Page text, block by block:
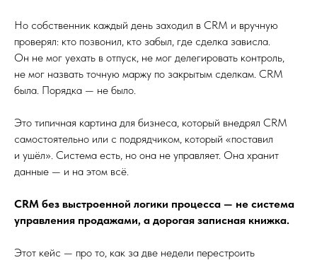
Но собственник каждый день заходил в CRM и вручную
проверял: кто позвонил, кто забыл, где сделка зависла.
Он не мог уехать в отпуск, не мог делегировать контроль,
не мог назвать точную маржу по закрытым сделкам. CRM
была. Порядка — не было.
Это типичная картина для бизнеса, который внедрял CRM
самостоятельно или с подрядчиком, который «поставил
и ушёл». Система есть, но она не управляет. Она хранит
данные — и на этом всё.
CRM без выстроенной логики процесса — не система
управления продажами, а дорогая записная книжка.
Этот кейс — про то, как за две недели перестроить